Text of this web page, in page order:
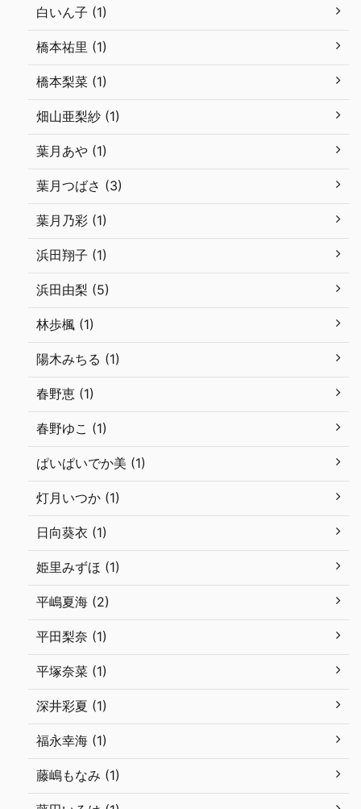
白いん子 (1)
橋本祐里 (1)
橋本梨菜 (1)
畑山亜梨紗 (1)
葉月あや (1)
葉月つばさ (3)
葉月乃彩 (1)
浜田翔子 (1)
浜田由梨 (5)
林歩楓 (1)
陽木みちる (1)
春野恵 (1)
春野ゆこ (1)
ぱいぱいでか美 (1)
灯月いつか (1)
日向葵衣 (1)
姫里みずほ (1)
平嶋夏海 (2)
平田梨奈 (1)
平塚奈菜 (1)
深井彩夏 (1)
福永幸海 (1)
藤嶋もなみ (1)